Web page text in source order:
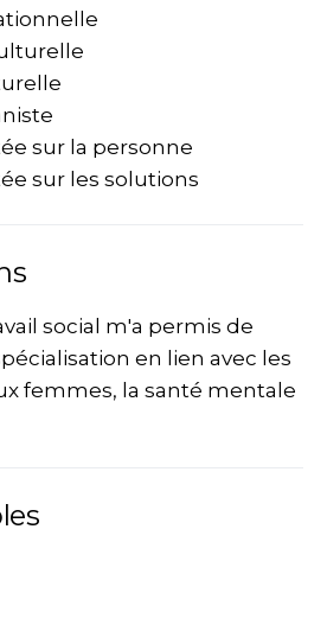
sur la personne
sur les solutions
social m'a permis de
en lien avec les
femmes, la santé mentale